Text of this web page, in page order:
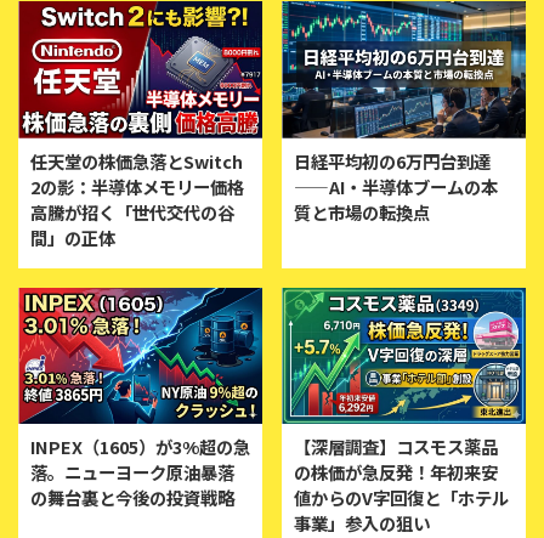
任天堂の株価急落とSwitch
2の影：半導体メモリー価格
高騰が招く「世代交代の谷
間」の正体
日経平均初の6万円台到達
——AI・半導体ブームの本
質と市場の転換点
INPEX（1605）が3%超の急
落。ニューヨーク原油暴落
の舞台裏と今後の投資戦略
【深層調査】コスモス薬品
の株価が急反発！年初来安
値からのV字回復と「ホテル
事業」参入の狙い